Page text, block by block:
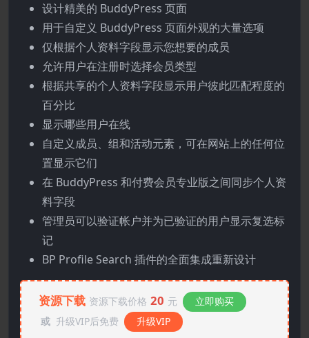
设计精美的 BuddyPress 页面
用于自定义 BuddyPress 页面外观的大量选项
仅根据个人资料字段显示您想要的成员
允许用户在注册时选择会员类型
根据共享的个人资料字段显示用户彼此匹配程度的
百分比
显示哪些用户在线
自定义成员、组和活动元素，可在网站上的任何位
置显示它们
在 BuddyPress 和付费会员专业版之间同步个人资
料字段
管理员可以验证帐户并为已验证的用户显示复选标
记
BP Profile Search 插件的全面集成重新设计
资源下载 资源下载价格 20 元
立即购买
或 升级VIP后免费 升级VIP